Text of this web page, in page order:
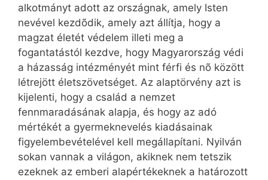
alkotmányt adott az országnak, amely Isten
nevével kezdõdik, amely azt állítja, hogy a
magzat életét védelem illeti meg a
fogantatástól kezdve, hogy Magyarország védi
a házasság intézményét mint férfi és nõ között
létrejött életszövetséget. Az alaptörvény azt is
kijelenti, hogy a család a nemzet
fennmaradásának alapja, és hogy az adó
mértékét a gyermeknevelés kiadásainak
figyelembevételével kell megállapítani. Nyilván
sokan vannak a világon, akiknek nem tetszik
ezeknek az emberi alapértékeknek a határozott